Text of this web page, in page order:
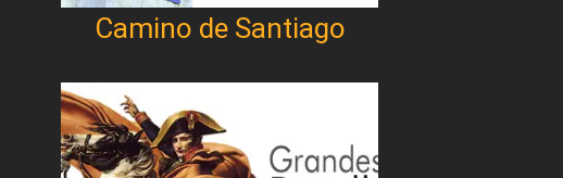
Camino de Santiago